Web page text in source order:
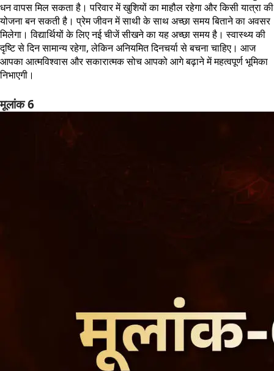
धन वापस मिल सकता है। परिवार में खुशियों का माहौल रहेगा और किसी यात्रा की
योजना बन सकती है। प्रेम जीवन में साथी के साथ अच्छा समय बिताने का अवसर
मिलेगा। विद्यार्थियों के लिए नई चीजें सीखने का यह अच्छा समय है। स्वास्थ्य की
दृष्टि से दिन सामान्य रहेगा, लेकिन अनियमित दिनचर्या से बचना चाहिए। आज
आपका आत्मविश्वास और सकारात्मक सोच आपको आगे बढ़ाने में महत्वपूर्ण भूमिका
निभाएगी।
मूलांक 6